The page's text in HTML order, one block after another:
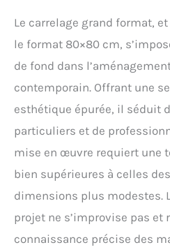
Le carrelage grand format,
le format 80×80 cm,
de fond dans
contemporain. Offrant une
esthétique épurée, il séduit
particuliers et de
mise en œuvre requiert une
bien supérieures à celles
dimensions plus modestes.
projet ne s’improvise pas et
connaissance précise des